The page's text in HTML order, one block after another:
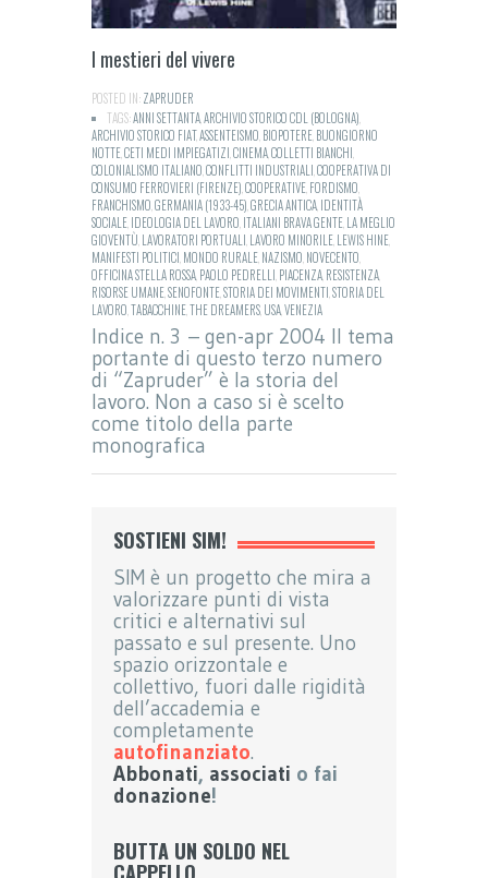
I mestieri del vivere
POSTED IN:ZAPRUDER
TAGS:ANNI SETTANTA,ARCHIVIO STORICO CDL (BOLOGNA),
ARCHIVIO STORICO FIAT,ASSENTEISMO,BIOPOTERE,BUONGIORNO
NOTTE,CETI MEDI IMPIEGATIZI,CINEMA,COLLETTI BIANCHI,
COLONIALISMO ITALIANO,CONFLITTI INDUSTRIALI,COOPERATIVA DI
CONSUMO FERROVIERI (FIRENZE),COOPERATIVE,FORDISMO,
FRANCHISMO,GERMANIA (1933-45),GRECIA ANTICA,IDENTITÀ
SOCIALE,IDEOLOGIA DEL LAVORO,ITALIANI BRAVA GENTE,LA MEGLIO
GIOVENTÙ,LAVORATORI PORTUALI,LAVORO MINORILE,LEWIS HINE,
MANIFESTI POLITICI,MONDO RURALE,NAZISMO,NOVECENTO,
OFFICINA STELLA ROSSA,PAOLO PEDRELLI,PIACENZA,RESISTENZA,
RISORSE UMANE,SENOFONTE,STORIA DEI MOVIMENTI,STORIA DEL
LAVORO,TABACCHINE,THE DREAMERS,USA,VENEZIA
Indice n. 3 – gen-apr 2004 Il tema
portante di questo terzo numero
di “Zapruder” è la storia del
lavoro. Non a caso si è scelto
come titolo della parte
monografica
SOSTIENI SIM!
SIM è un progetto che mira a
valorizzare punti di vista
critici e alternativi sul
passato e sul presente. Uno
spazio orizzontale e
collettivo, fuori dalle rigidità
dell’accademia e
completamente
autofinanziato.
Abbonati, associati o fai
donazione!
BUTTA UN SOLDO NEL